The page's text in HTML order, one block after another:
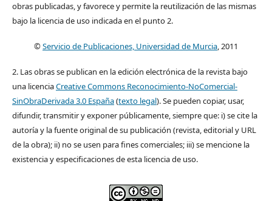
obras publicadas, y favorece y permite la reutilización de las mismas
bajo la licencia de uso indicada en el punto 2.
©Servicio de Publicaciones, Universidad de Murcia, 2011
2. Las obras se publican en la edición electrónica de la revista bajo
una licenciaCreative Commons Reconocimiento-NoComercial-
SinObraDerivada 3.0 España(texto legal). Se pueden copiar, usar,
difundir, transmitir y exponer públicamente, siempre que: i) se cite la
autoría y la fuente original de su publicación (revista, editorial y URL
de la obra); ii) no se usen para fines comerciales; iii) se mencione la
existencia y especificaciones de esta licencia de uso.